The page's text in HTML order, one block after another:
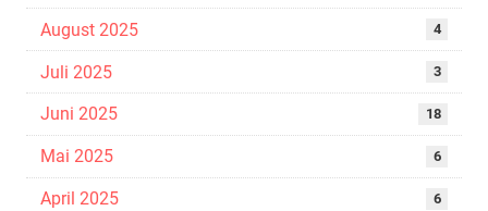
August 2025 4
Juli 2025 3
Juni 2025 18
Mai 2025 6
April 2025 6